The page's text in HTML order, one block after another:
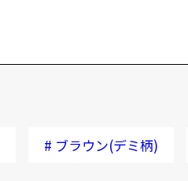
# ブラウン(デミ柄)